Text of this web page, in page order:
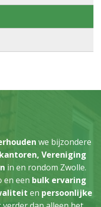
we bijzondere
kantoren, Vereniging
in en rondom Zwolle.
en een bulk ervaring
en persoonlijke